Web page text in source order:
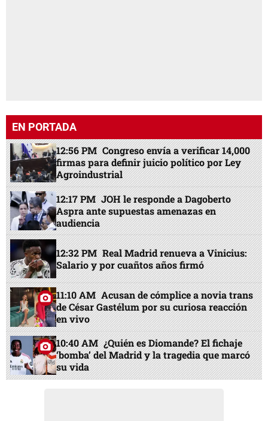
EN PORTADA
12:56 PM Congreso envía a verificar 14,000
firmas para definir juicio político por Ley
Agroindustrial
12:17 PM JOH le responde a Dagoberto
Aspra ante supuestas amenazas en
audiencia
12:32 PM Real Madrid renueva a Vinicius:
Salario y por cuañtos años firmó
11:10 AM Acusan de cómplice a novia trans
de César Gastélum por su curiosa reacción
en vivo
10:40 AM ¿Quién es Diomande? El fichaje
‘bomba’ del Madrid y la tragedia que marcó
su vida